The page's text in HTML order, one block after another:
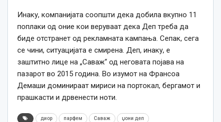
Инаку, компанијата соопшти дека добила вкупно 11
поплаки од оние кои веруваат дека Деп треба да
биде отстранет од рекламната кампања. Сепак, сега
се чини, ситуацијата е смирена. Деп, инаку, е
заштитно лице на „Саваж“ од неговата појава на
пазарот во 2015 година. Во изумот на Франсоа
Демаши доминираат мириси на портокал, бергамот и
прашкасти и дрвенести ноти.
диор парфем Саваж џони деп